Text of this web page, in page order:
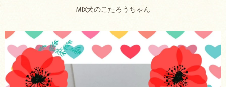
MIX犬のこたろうちゃん